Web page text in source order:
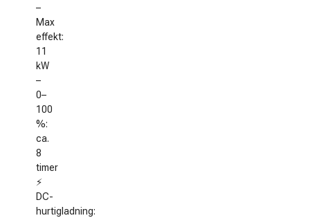
–
Max
effekt:
11
kW
–
0–
100
%:
ca.
8
timer
⚡
DC-
hurtigladning: